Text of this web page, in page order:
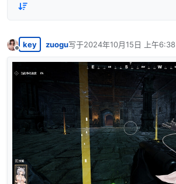
离线
key zuogu写于2024年10月15日 上午6:38
最后由 编辑